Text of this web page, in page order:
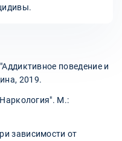
поведение и
2019.
М.:
зависимости от